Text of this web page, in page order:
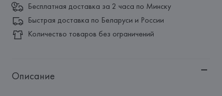
Бесплатная доставка за 2 часа по Минску
Быстрая доставка по Беларуси и России
Количество товаров без ограничений
Описание